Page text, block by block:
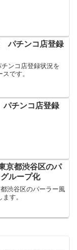
パチンコ店登録
ンコ店登録状況を
です。
チンコ店登録
京都渋谷区のパ
ループ化
渋谷区のパーラー風
す。